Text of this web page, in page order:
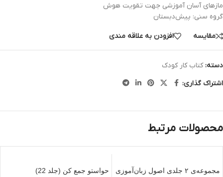
مازهای آسان آموزشی جهت تقویت هوش
گروه سنی: پيش‌دبستان
مقایسه افزودن به علاقه مندی
دسته: کتاب کار کودک
اشتراک گذاری:
محصولات مرتبط
مجموعه‌ی ۲ جلدی اصول زبان‌آموزی حواستو جمع کن (جلد 22)